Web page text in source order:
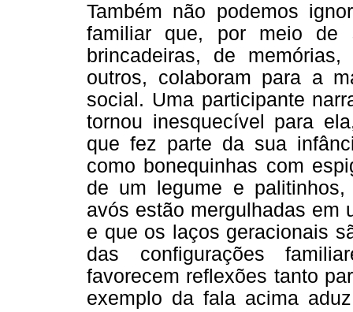
Também não podemos
familiar que, por meio de
brincadeiras, de
outros, colaboram para a
social. Uma participante
tornou inesquecível para
que fez parte da sua
como bonequinhas com
de um legume e
avós estão mergulhadas em
e que os laços geracionais
das configurações
favorecem reflexões tanto
exemplo da fala acima